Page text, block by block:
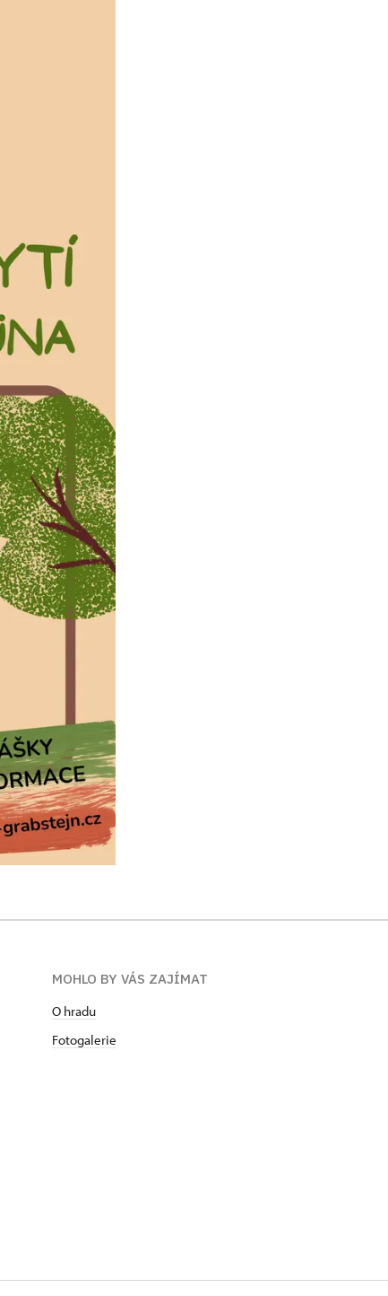
MOHLO BY VÁS ZAJÍMAT
O hradu
Fotogalerie